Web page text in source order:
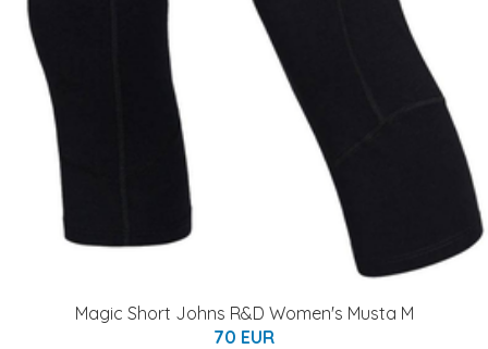
Magic Short Johns R&D Women's Musta M
70 EUR